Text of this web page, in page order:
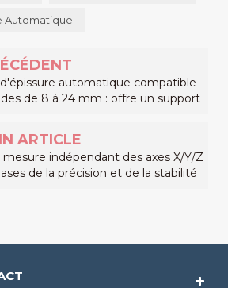
Automatique
automatique compatible
de 8 à 24 mm : offre un support
ARTICLE
indépendant des axes X/Y/Z
de la précision et de la stabilité